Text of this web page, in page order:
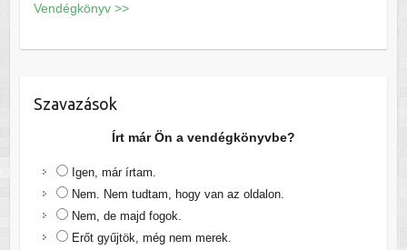
Vendégkönyv >>
Szavazások
Írt már Ön a vendégkönyvbe?
Igen, már írtam.
Nem. Nem tudtam, hogy van az oldalon.
Nem, de majd fogok.
Erőt gyűjtök, még nem merek.